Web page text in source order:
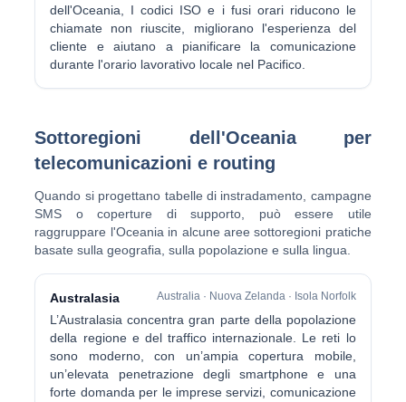
dell'Oceania, I codici ISO e i fusi orari riducono le
chiamate non riuscite, migliorano l'esperienza del
cliente e aiutano a pianificare la comunicazione
durante l'orario lavorativo locale nel Pacifico.
Sottoregioni dell'Oceania per
telecomunicazioni e routing
Quando si progettano tabelle di instradamento, campagne
SMS o coperture di supporto, può essere utile
raggruppare l'Oceania in alcune aree sottoregioni pratiche
basate sulla geografia, sulla popolazione e sulla lingua.
Australasia Australia · Nuova Zelanda · Isola Norfolk
L’Australasia concentra gran parte della popolazione
della regione e del traffico internazionale. Le reti lo
sono moderno, con un’ampia copertura mobile,
un’elevata penetrazione degli smartphone e una
forte domanda per le imprese servizi, comunicazione